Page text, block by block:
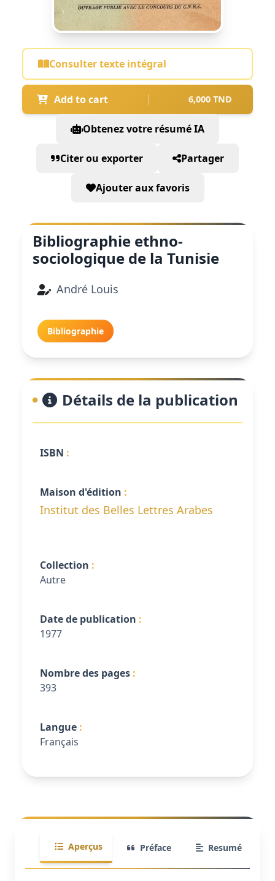
Consulter texte intégral
Add to cart 6,000 TND
Obtenez votre résumé IA
Citer ou exporter Partager
Ajouter aux favoris
Bibliographie ethno-
sociologique de la Tunisie
André Louis
Bibliographie
Détails de la publication
ISBN
Maison d'édition
Institut des Belles Lettres Arabes
Collection
Autre
Date de publication
1977
Nombre des pages
393
Langue
Français
Aperçus Préface Resumé